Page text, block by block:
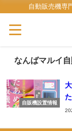
自動販売機専
なんばマルイ
自販機設置情報